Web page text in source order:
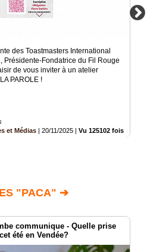
des Toastmasters International
Présidente-Fondatrice du Fil Rouge
de vous inviter à un atelier
PAROLE !
et Médias | 20/11/2025 | Vu 125102 fois
"PACA" ➔
communique - Quelle prise
été en Vendée?